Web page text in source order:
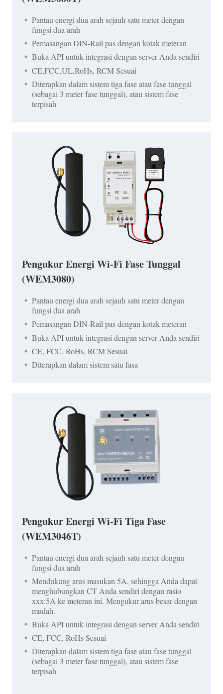
Pantau energi dua arah sejauh satu meter dengan
fungsi dua arah
Pemasangan DIN-Rail pas dengan kotak meteran
Buka API untuk integrasi dengan server Anda sendiri
CE,FCC,UL,RoHs, RCM Sesuai
Diterapkan dalam sistem tiga fase atau fase tunggal
(sebagai 3 meter fase tunggal), atau sistem fase
terpisah
Pengukur Energi Wi-Fi Fase Tunggal
(WEM3080)
Pantau energi dua arah sejauh satu meter dengan
fungsi dua arah
Pemasangan DIN-Rail pas dengan kotak meteran
Buka API untuk integrasi dengan server Anda sendiri
CE, FCC, RoHs, RCM Sesuai
Diterapkan dalam sistem satu fasa
Pengukur Energi Wi-Fi Tiga Fase
(WEM3046T)
Pantau energi dua arah sejauh satu meter dengan
fungsi dua arah
Mendukung arus masukan 5A, sehingga Anda dapat
menghubungkan CT Anda sendiri dengan rasio
xxx:5A ke meteran ini. Mengukur arus besar dengan
mudah.
Buka API untuk integrasi dengan server Anda sendiri
CE, FCC, RoHs Sesuai
Diterapkan dalam sistem tiga fase atau fase tunggal
(sebagai 3 meter fase tunggal), atau sistem fase
terpisah